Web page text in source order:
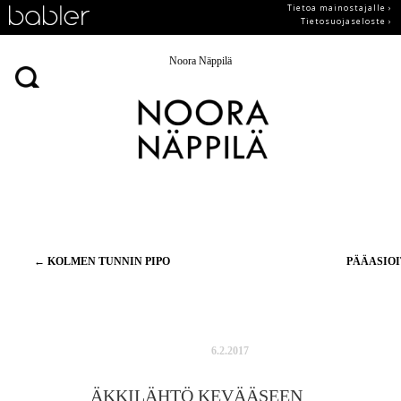
Tietoa mainostajalle ›
Tietosuojaseloste ›
Noora Näppilä
Artikkelien
← KOLMEN TUNNIN PIPO
6.2.2017
ÄKKILÄHTÖ KEVÄÄSEEN